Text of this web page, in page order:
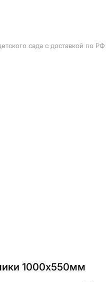
сада с доставкой по РФ
1000х550мм